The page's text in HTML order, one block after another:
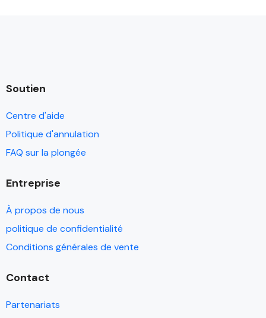
Soutien
Centre d'aide
Politique d'annulation
FAQ sur la plongée
Entreprise
À propos de nous
politique de confidentialité
Conditions générales de vente
Contact
Partenariats